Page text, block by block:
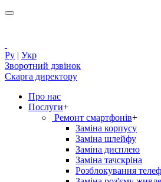
Ру | Укр
Зворотний дзвінок
Скарга директору
Про нас
Послуги+
Ремонт смартфонів+
Заміна корпусу
Заміна шлейфу
Заміна дисплею
Заміна тачскріна
Розблокування